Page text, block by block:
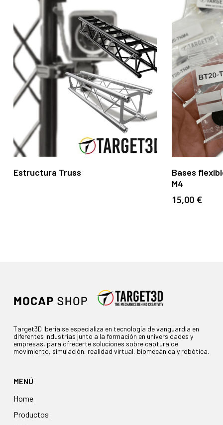
Estructura Truss
Bases
M4
15,00 €
Target3D Iberia se especializa en tecnología de vanguardia en
diferentes industrias junto a la formación en universidades y
empresas, para ofrecerte soluciones sobre captura de
movimiento, simulación, realidad virtual, biomecánica y robótica.
MENÚ
Home
Productos